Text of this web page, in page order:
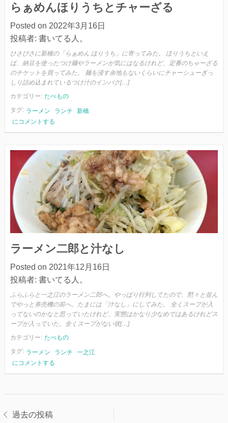
らぁめんほりうちとチャーざる
Posted on 2022年3月16日
投稿者: 書いてる人。
ひさびさに新橋の「らぁめん ほりうち」に寄ってみた。 ほりうちといえ
ば、納豆を使ったつけ麺やラーメンが気にはなるけれど、定番のちゃーざる
のチケットを買ってみた。 麺を浸す余地もないくらいにチャーシューぎっ
しり詰め込まれているつけ汁のインパク[…]
カテゴリー: たべもの
タグ: ラーメン ランチ
新橋
ら
ぁ
ん
う
ち
と
チ
ャ
る
にコメントする
ラーメン二郎と汁なし
Posted on 2021年12月16日
投稿者: 書いてる人。
ふらふらと一之江のラーメン二郎へ。やっぱり行列してたので、黙々と並ん
でやっと券売機の前へ。たまには「汁なし」にしてみた。 全くスープが入
ってないのかなと思っていたけれど、実態はかなり少なめではあるけれどス
ープが入っていた。全くスープがない状[…]
カテゴリー: たべもの
タグ: ラーメン ランチ
一之江
ラ
ー
郎
と
にコメントする
過去の投稿